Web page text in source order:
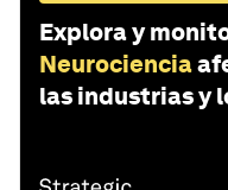
Explora y
Neurociencia
las industrias y